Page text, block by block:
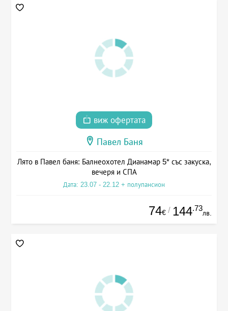
виж офертата
Павел Баня
Лято в Павел баня: Балнеохотел Дианамар 5* със закуска,
вечеря и СПА
Дата: 23.07 - 22.12 + полупансион
74€ / 144.73
лв.